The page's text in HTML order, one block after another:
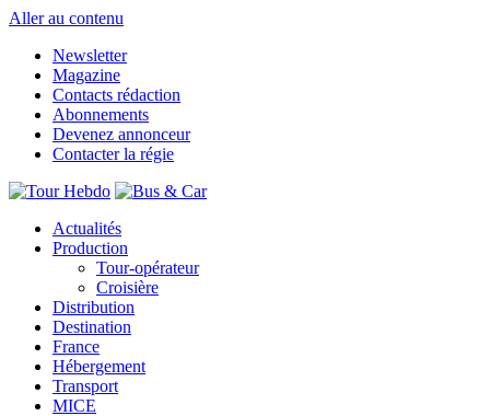
Aller au contenu
Newsletter
Magazine
Contacts rédaction
Abonnements
Devenez annonceur
Contacter la régie
Actualités
Production
Tour-opérateur
Croisière
Distribution
Destination
France
Hébergement
Transport
MICE